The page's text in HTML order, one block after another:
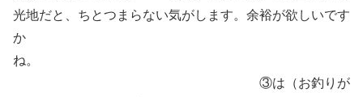
光地だと、ちとつまらない気がします。余裕が欲しいです
か
ね。
③は（お釣りが